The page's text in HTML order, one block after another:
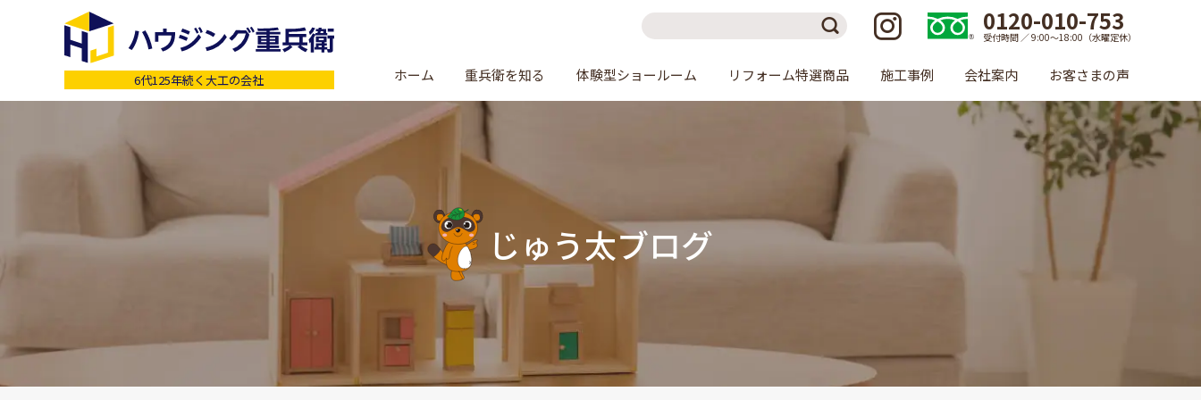
6代125年続く大工の会社
0120-010-753
受付時間 ／ 9:00〜18:00（水曜定休）
ホーム 重兵衛を知る 体験型ショールーム リフォーム特選商品 施工事例 会社案内 お客さまの声
じゅう太ブログ